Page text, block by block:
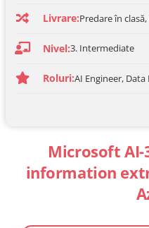
Microsoft AI-
information
Livrare:Predare în
Nivel:3. Intermediate
Roluri:AI Engineer,